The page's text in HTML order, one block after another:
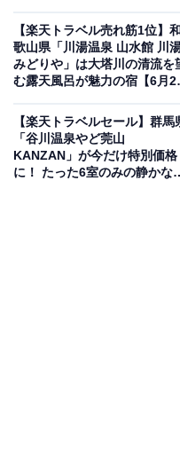
【楽天トラベル売れ筋1位】
歌山県「川湯温泉 山水館 川
みどりや」は大塔川の清流を
む露天風呂が魅力の宿【6月
【楽天トラベルセール】群馬
「谷川温泉やど莞山
KANZAN」が今だけ特別価格
に！ たった6室のみの静かな